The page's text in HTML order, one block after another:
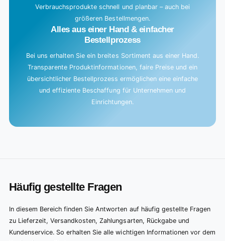
Verbrauchsprodukte schnell und planbar – auch bei
größeren Bestellmengen.
Alles aus einer Hand & einfacher
Bestellprozess
Bei uns erhalten Sie ein breites Sortiment aus einer Hand.
Transparente Produktinformationen, faire Preise und ein
übersichtlicher Bestellprozess ermöglichen eine einfache
und effiziente Beschaffung für Unternehmen und
Einrichtungen.
Häufig gestellte Fragen
In diesem Bereich finden Sie Antworten auf häufig gestellte Fragen
zu Lieferzeit, Versandkosten, Zahlungsarten, Rückgabe und
Kundenservice. So erhalten Sie alle wichtigen Informationen vor dem